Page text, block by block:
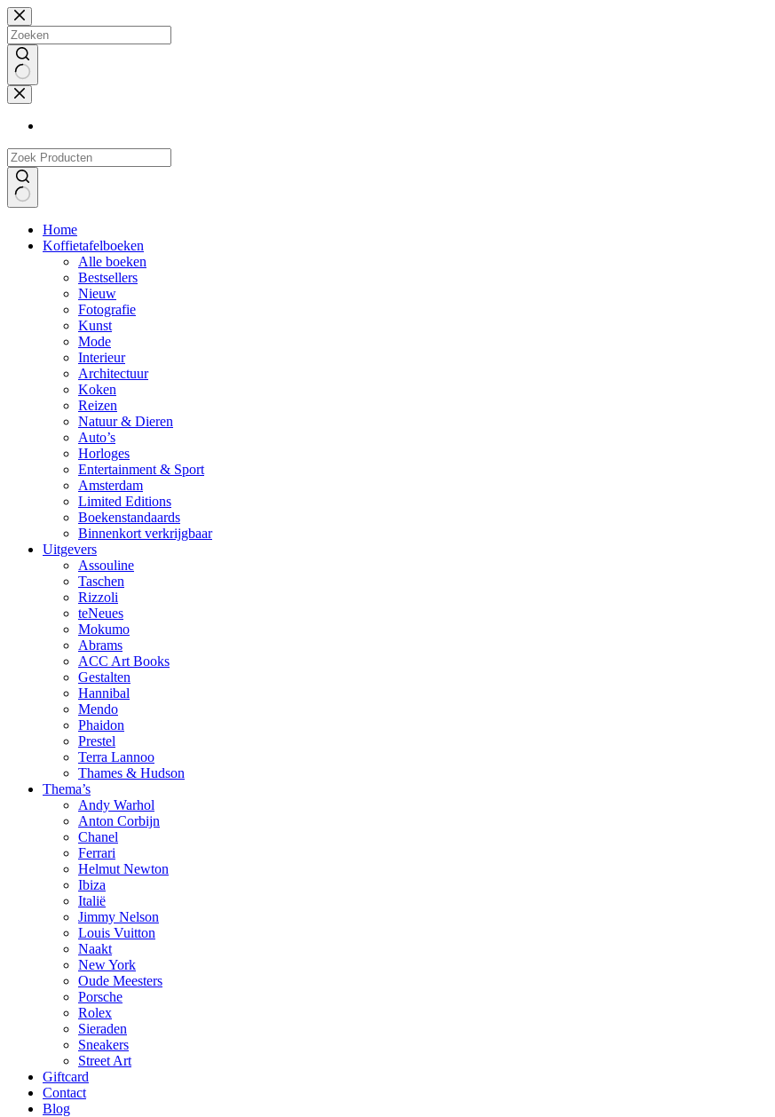
Doorgaan
naar
artikel
Geen
resultaten
resultatenHome
Koffietafelboeken
Alle boeken
Bestsellers
Nieuw
Fotografie
Kunst
Mode
Interieur
Architectuur
Koken
Reizen
Natuur & Dieren
Auto’s
Horloges
Entertainment & Sport
Amsterdam
Limited Editions
Boekenstandaards
Binnenkort verkrijgbaar
Uitgevers
Assouline
Taschen
Rizzoli
teNeues
Mokumo
Abrams
ACC Art Books
Gestalten
Hannibal
Mendo
Phaidon
Prestel
Terra Lannoo
Thames & Hudson
Thema’s
Andy Warhol
Anton Corbijn
Chanel
Ferrari
Helmut Newton
Ibiza
Italië
Jimmy Nelson
Louis Vuitton
Naakt
New York
Oude Meesters
Porsche
Rolex
Sieraden
Sneakers
Street Art
Giftcard
Contact
Blog